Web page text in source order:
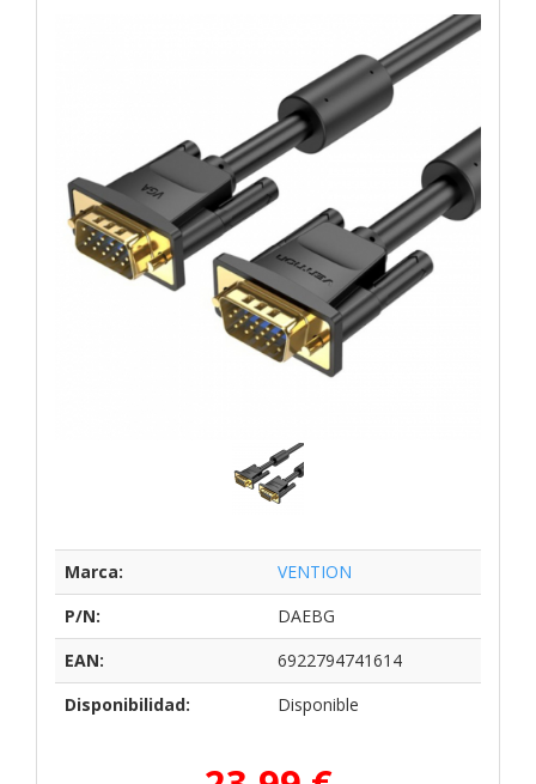
Marca:
VENTION
P/N:
DAEBG
EAN:
6922794741614
Disponibilidad:
Disponible